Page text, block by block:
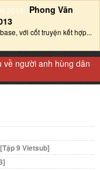
Phong Vân
với cốt truyện kết hợp...
về người anh hùng dân
9 Vietsub]